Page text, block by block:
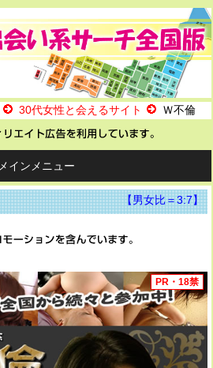
30代女性と会えるサイト Ｗ不倫
メインメニュー
【男女比＝3:7】